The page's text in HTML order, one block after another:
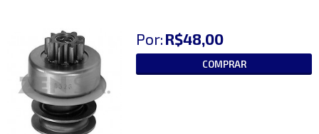
Por: R$48,00
COMPRAR